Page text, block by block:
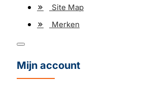
Site Map
Merken
Mijn account